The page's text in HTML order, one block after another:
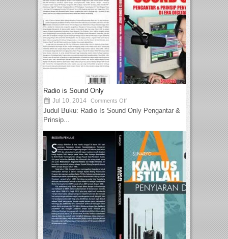
Radio is Sound Only
Jul 10, 2014 Comments Off
Judul Buku: Radio Is Sound Only Pengantar &
Prinsip...